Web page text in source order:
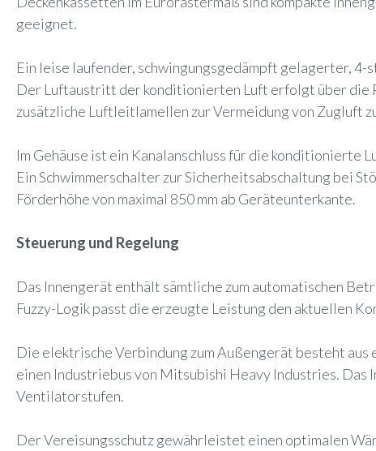
geeignet.
Ein leise laufender, schwingungsgedämpft gelagerter,
Der Luftaustritt der konditionierten Luft erfolgt über die
zusätzliche Luftleitlamellen zur Vermeidung von Zugluft
Im Gehäuse ist ein Kanalanschluss für die
Ein Schwimmerschalter zur Sicherheitsabschaltung bei
Förderhöhe von maximal 850 mm ab Geräteunterkante.
Steuerung und Regelung
Das Innengerät enthält sämtliche zum automatischen
Fuzzy-Logik passt die erzeugte Leistung den aktuellen
Die elektrische Verbindung zum Außengerät besteht
einen Industriebus von Mitsubishi Heavy Industries.
Ventilatorstufen.
Der Vereisungsschutz gewährleistet einen optimalen